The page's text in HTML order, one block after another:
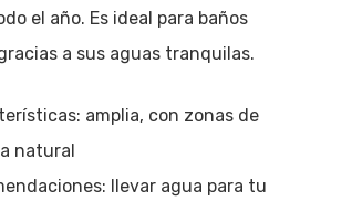
el año. Es ideal para baños
a sus aguas tranquilas.
amplia, con zonas de
natural
llevar agua para tu